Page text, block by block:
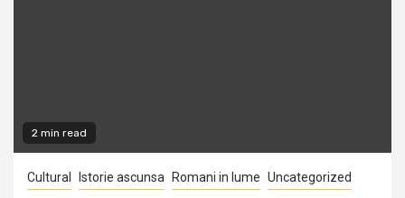
2 min read
Cultural Istorie ascunsa Romani in lume Uncategorized